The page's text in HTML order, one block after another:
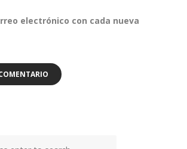
electrónico con cada nueva